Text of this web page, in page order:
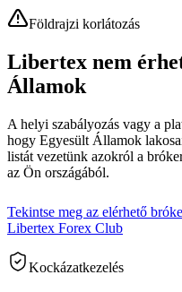
Földrajzi korlátozás
Libertex nem
Államok
A helyi szabályozás vagy a
hogy Egyesült Államok
listát vezetünk azokról a
az Ön országából.
Tekintse meg az elérhető
Libertex Forex Club
Kockázatkezelés